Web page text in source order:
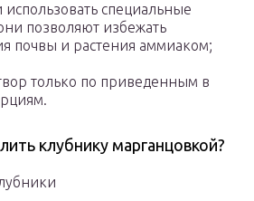
специальные
позволяют избежать
почвы и растения аммиаком;
только по приведенным в
клубнику марганцовкой?